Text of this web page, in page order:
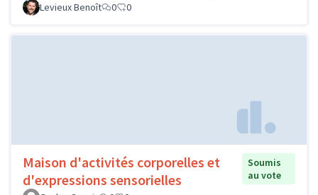
Levieux Benoît 0 0
Maison d'activités corporelles et
d'expressions sensorielles
Soumis
au vote